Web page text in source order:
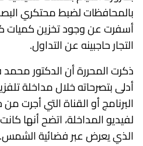
بالمحافظات لضبط محتكري
أسفرت عن وجود تخزين كميات
التجار حاجبينه عن التداول.
ذكرت المحررة أن الدكتور محمد
أدلى بتصرحاته خلال مداخلة
البرنامج أو القناة التي أجرت
لفيديو المداخلة، اتضح أنها
الذي يعرض عبر فضائية الشمس.